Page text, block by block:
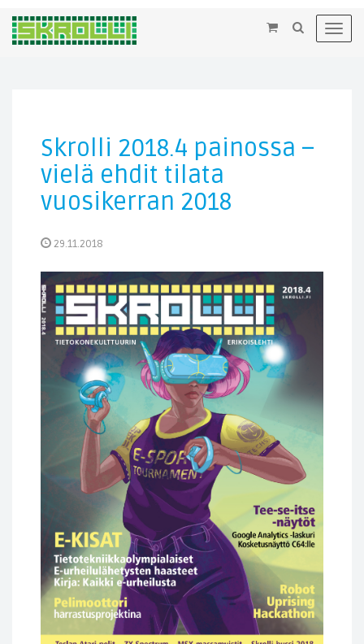
×
Skrolli 2018.4 painossa –
vielä ehdit tilata
vuosikerran 2018
29.11.2018